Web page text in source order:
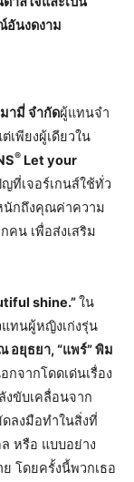
อันงดงาม
ามี่ จำกัดผู้แทนจํา
เพียงผู้เดียวใน
® Let your
ที่เจอร์เกนส์ใช้ทั่ว
นักถึงคุณค่าความ
คน เพื่อส่งเสริม
shine.”ใน
แทนผู้หญิงเก่งรุ่น
อยุธยา, “แพร์” พิม
กจากโดดเด่นเรื่อง
งขับเคลื่อนจาก
ลงมือทำในสิ่งที่
หรือ แบบอย่าง
โดยครั้งนี้พวกเธอ